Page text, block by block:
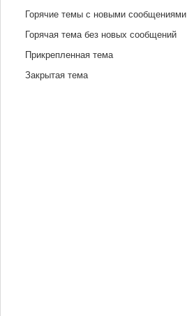
Горячие темы с новыми сообщениями
Горячая тема без новых сообщений
Прикрепленная тема
Закрытая тема